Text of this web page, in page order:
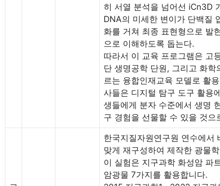
히 서열 분석을 넘어선 iCn3D
DNA의 미세한 변이가 단백질
화를 거쳐 최종 표현형으로 발
으로 이해하도록 돕는다.
따라서 이 교육 프로그램은 고
단 생명공학 단원, 그리고 화
르는 융합인재교육 모델로 활
사들은 디지털 탐구 도구 활용
생들에게 분자 수준에서 생명
구 경험을 선물할 수 있을 것으
한국지질자원연구원 연수에서
맞게 재구성하여 제작한 광물
이 실험은 지구과학 화성암 파
암광물 7가지를 활용합니다.